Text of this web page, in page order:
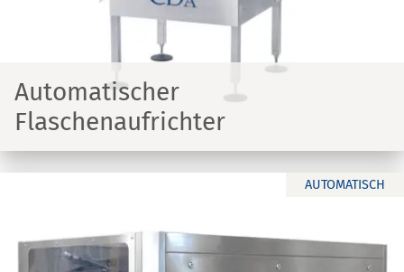
Automatischer
Flaschenaufrichter
AUTOMATISCH